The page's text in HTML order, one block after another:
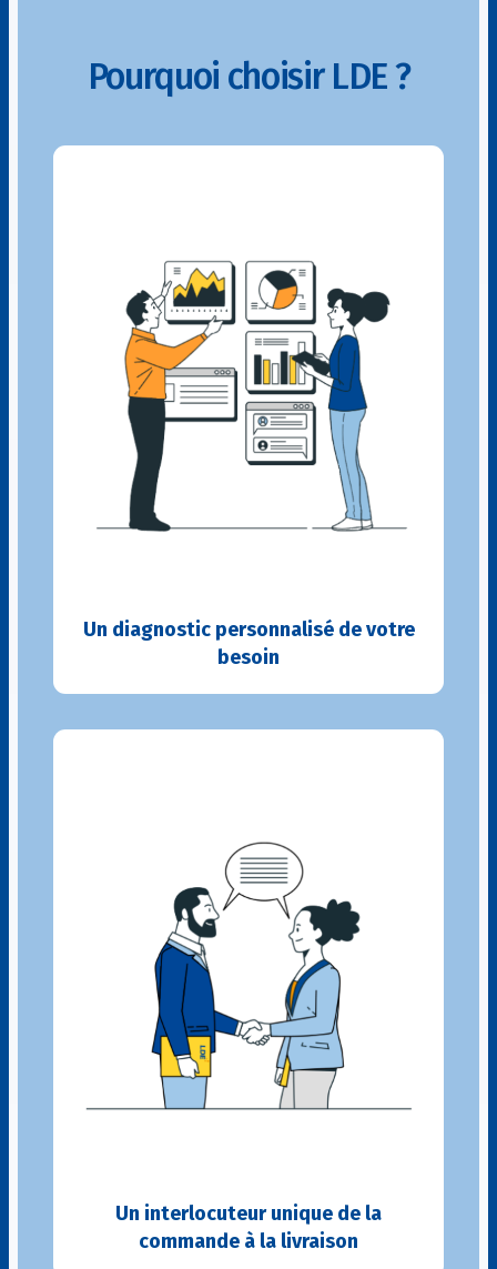
Pourquoi choisir LDE ?
Un diagnostic personnalisé de votre
besoin
Un interlocuteur unique de la
commande à la livraison